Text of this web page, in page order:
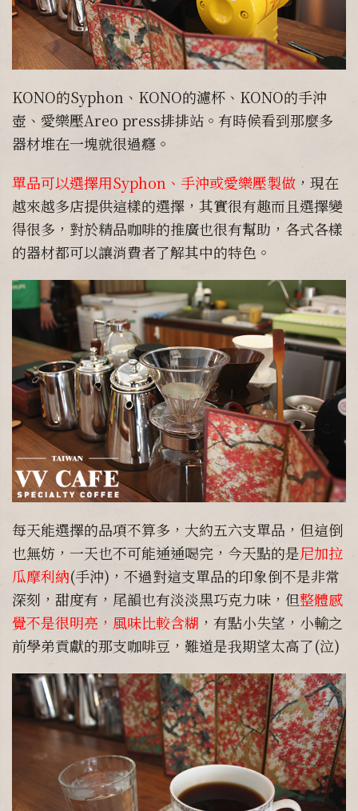
KONO的Syphon、KONO的濾杯、KONO的手沖
壺、愛樂壓Areo press排排站。有時候看到那麼多
器材堆在一塊就很過癮。
單品可以選擇用Syphon、手沖或愛樂壓製做 ，現在
越來越多店提供這樣的選擇，其實很有趣而且選擇變
得很多，對於精品咖啡的推廣也很有幫助，各式各樣
的器材都可以讓消費者了解其中的特色。
每天能選擇的品項不算多，大約五六支單品，但這倒
也無妨，一天也不可能通通喝完，今天點的是尼加拉
瓜摩利納(手沖)，不過對這支單品的印象倒不是非常
深刻，甜度有，尾韻也有淡淡黑巧克力味，但整體感
覺不是很明亮，風味比較含糊 ，有點小失望，小輸之
前學弟貢獻的那支咖啡豆，難道是我期望太高了(泣)